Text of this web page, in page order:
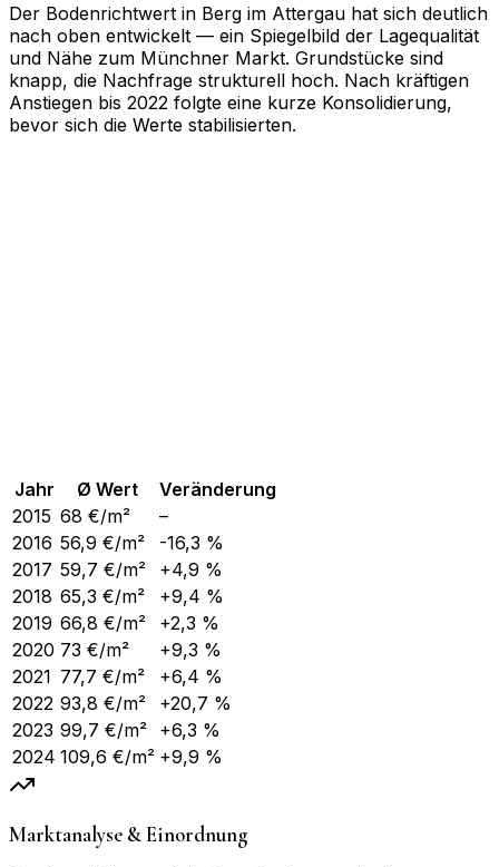
Der Bodenrichtwert in Berg im Attergau hat sich deutlich
nach oben entwickelt — ein Spiegelbild der Lagequalität
und Nähe zum Münchner Markt. Grundstücke sind
knapp, die Nachfrage strukturell hoch. Nach kräftigen
Anstiegen bis 2022 folgte eine kurze Konsolidierung,
bevor sich die Werte stabilisierten.
Jahr Ø Wert
Veränderung
2015 68 €/m²
–
2016 56,9 €/m²
-16,3 %
2017 59,7 €/m²
+4,9 %
2018 65,3 €/m²
+9,4 %
2019 66,8 €/m²
+2,3 %
2020 73 €/m²
+9,3 %
2021 77,7 €/m²
+6,4 %
2022 93,8 €/m²
+20,7 %
2023 99,7 €/m² +6,3 %
2024 109,6 €/m² +9,9 %
Marktanalyse & Einordnung